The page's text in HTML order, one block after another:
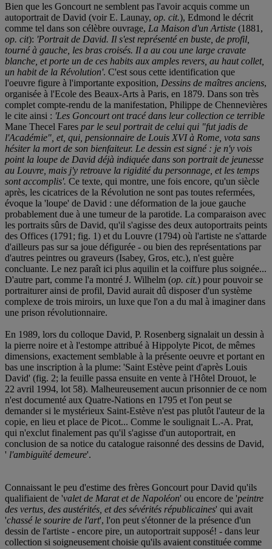
Bien que les Goncourt ne semblent pas l'avoir acquis comme un
autoportrait de David (voir E. Launay, op. cit.), Edmond le décrit
comme tel dans son célèbre ouvrage, La Maison d'un Artiste (1881,
op. cit): 'Portrait de David. Il s'est représenté en buste, de profil,
tourné à gauche, les bras croisés. Il a au cou une large cravate
blanche, et porte un de ces habits aux amples revers, au haut collet,
un habit de la Révolution'. C'est sous cette identification que
l'oeuvre figure à l'importante exposition, Dessins de maîtres anciens,
organisée à l'Ecole des Beaux-Arts à Paris, en 1879. Dans son très
complet compte-rendu de la manifestation, Philippe de Chennevières
le cite ainsi : 'Les Goncourt ont tracé dans leur collection ce terrible
Mane Thecel Fares par le seul portrait de celui qui "fut jadis de
l'Académie", et, qui, pensionnaire de Louis XVI à Rome, vota sans
hésiter la mort de son bienfaiteur. Le dessin est signé : je n'y vois
point la loupe de David déjà indiquée dans son portrait de jeunesse
au Louvre, mais j'y retrouve la rigidité du personnage, et les temps
sont accomplis'. Ce texte, qui montre, une fois encore, qu'un siècle
après, les cicatrices de la Révolution ne sont pas toutes refermées,
évoque la 'loupe' de David : une déformation de la joue gauche
probablement due à une tumeur de la parotide. La comparaison avec
les portraits sûrs de David, qu'il s'agisse des deux autoportraits peints
des Offices (1791; fig. 1) et du Louvre (1794) où l'artiste ne s'attarde
d'ailleurs pas sur sa joue défigurée - ou bien des représentations par
d'autres peintres ou graveurs (Isabey, Gros, etc.), n'est guère
concluante. Le nez paraît ici plus aquilin et la coiffure plus soignée...
D'autre part, comme l'a montré J. Wilhelm (op. cit.) pour pouvoir se
portraiturer ainsi de profil, David aurait dû disposer d'un système
complexe de trois miroirs, un luxe que l'on a du mal à imaginer dans
une prison révolutionnaire.
En 1989, lors du colloque David, P. Rosenberg signalait un dessin à
la pierre noire et à l'estompe attribué à Hippolyte Picot, de mêmes
dimensions, exactement semblable à la présente oeuvre et portant en
bas une inscription à la plume: 'Saint Estève peint d'après Louis
David' (fig. 2; la feuille passa ensuite en vente à l'Hôtel Drouot, le
22 avril 1994, lot 58). Malheureusement aucun prisonnier de ce nom
n'est documenté aux Quatre-Nations en 1795 et l'on peut se
demander si le mystérieux Saint-Estève n'est pas plutôt l'auteur de la
copie, en lieu et place de Picot... Comme le soulignait L.-A. Prat,
qui n'exclut finalement pas qu'il s'agisse d'un autoportrait, en
conclusion de sa notice du catalogue raisonné des dessins de David,
' l'ambiguïté demeure'.
Connaissant le peu d'estime des frères Goncourt pour David qu'ils
qualifiaient de 'valet de Marat et de Napoléon' ou encore de 'peintre
des vertus, des austérités, et des sévérités républicaines' qui avait
'chassé le sourire de l'art', l'on peut s'étonner de la présence d'un
dessin de l'artiste - encore pire, un autoportrait supposé! - dans leur
collection si soigneusement choisie qu'ils avaient constituée comme